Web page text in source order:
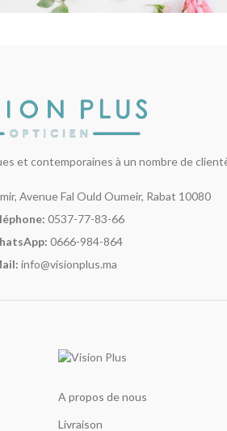
et contemporaines à un nombre de
Avenue Fal Ould Oumeir, Rabat 10080
0537-77-83-66
0666-984-864
info@visionplus.ma
A propos de nous
Livraison